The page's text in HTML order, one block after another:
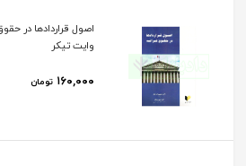
اصول قراردادها در
وایت تیکر
۱۶۰,۰۰۰ تومان